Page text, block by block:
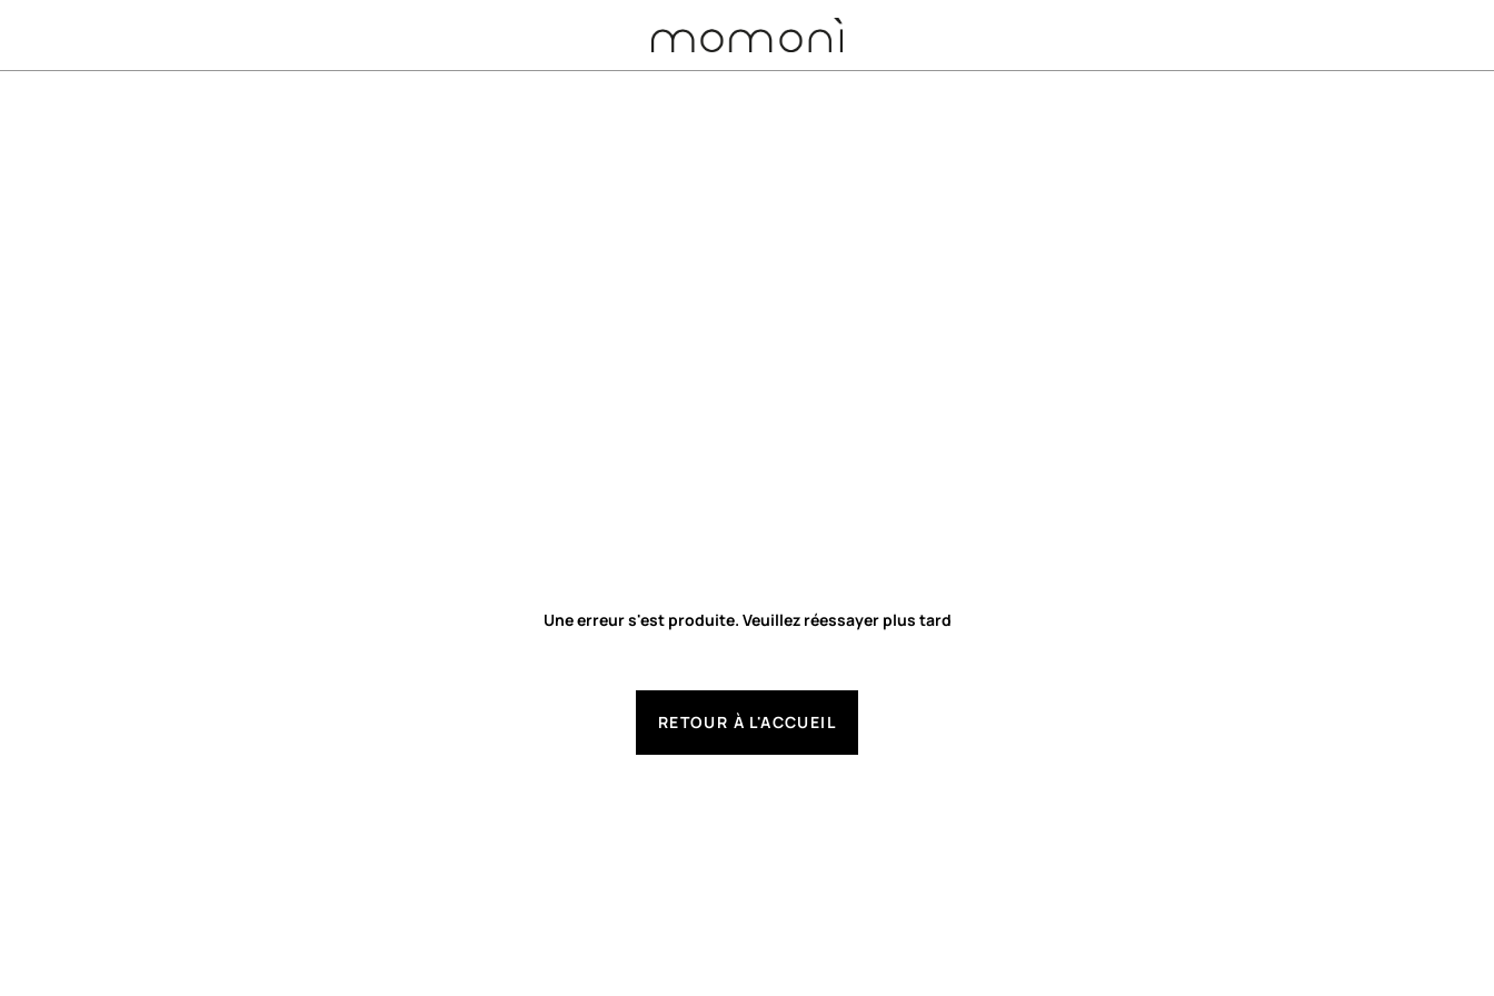
Une erreur s'est produite. Veuillez réessayer plus tard
RETOUR À L'ACCUEIL